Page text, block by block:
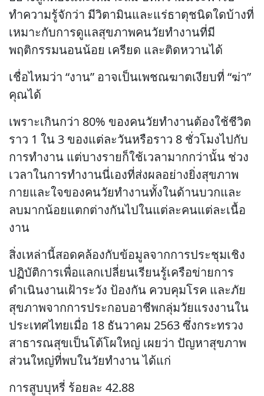
ทำความรู้จักว่า มีวิตามินและแร่ธาตุชนิดใดบ้างที่
เหมาะกับการดูแลสุขภาพคนวัยทำงานที่มี
พฤติกรรมนอนน้อย เครียด และติดหวานได้
เชื่อไหมว่า “งาน” อาจเป็นเพชณฆาตเงียบที่ “ฆ่า”
คุณได้
เพราะเกินกว่า 80% ของคนวัยทำงานต้องใช้ชีวิต
ราว 1 ใน 3 ของแต่ละวันหรือราว 8 ชั่วโมงไปกับ
การทำงาน แต่บางรายก็ใช้เวลามากกว่านั้น ช่วง
เวลาในการทำงานนี่เองที่ส่งผลอย่างยิ่งสุขภาพ
กายและใจของคนวัยทำงานทั้งในด้านบวกและ
ลบมากน้อยแตกต่างกันไปในแต่ละคนแต่ละเนื้อ
งาน
สิ่งเหล่านี้สอดคล้องกับข้อมูลจากการประชุมเชิง
ปฏิบัติการเพื่อแลกเปลี่ยนเรียนรู้เครือข่ายการ
ดำเนินงานเฝ้าระวัง ป้องกัน ควบคุมโรค และภัย
สุขภาพจากการประกอบอาชีพกลุ่มวัยแรงงานใน
ประเทศไทยเมื่อ 18 ธันวาคม 2563 ซึ่งกระทรวง
สาธารณสุขเป็นโต้โผใหญ่ เผยว่า ปัญหาสุขภาพ
ส่วนใหญ่ที่พบในวัยทำงาน ได้แก่
การสูบบุหรี่ ร้อยละ 42.88